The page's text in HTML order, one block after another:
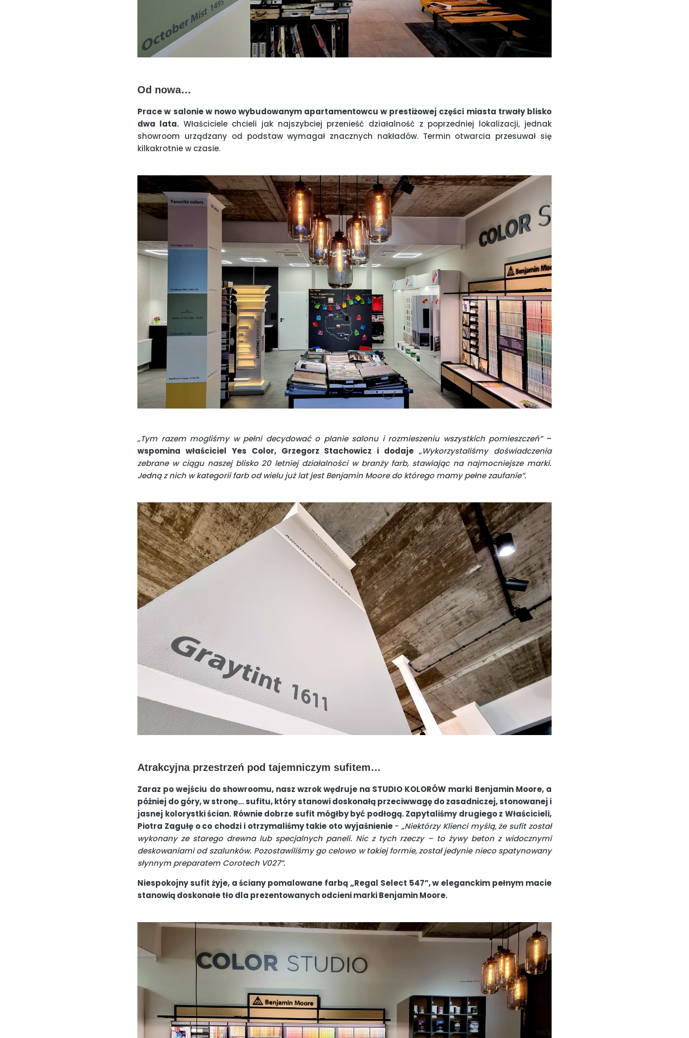
Od nowa…
Prace w salonie w nowo wybudowanym apartamentowcu w prestiżowej części miasta trwały blisko
dwa lata.Właściciele chcieli jak najszybciej przenieść działalność z poprzedniej lokalizacji, jednak
showroom urządzany od podstaw wymagał znacznych nakładów. Termin otwarcia przesuwał się
kilkakrotnie w czasie.
„Tym razem mogliśmy w pełni decydować o planie salonu i rozmieszeniu wszystkich pomieszczeń”–
wspomina właściciel Yes Color, Grzegorz Stachowicz i dodaje „Wykorzystaliśmy doświadczenia
zebrane w ciągu naszej blisko 20 letniej działalności w branży farb, stawiając na najmocniejsze marki.
Jedną z nich w kategorii farb od wielu już lat jest Benjamin Moore do którego mamy pełne zaufanie”.
Atrakcyjna przestrzeń pod tajemniczym sufitem…
Zaraz po wejściu do showroomu, nasz wzrok wędruje na STUDIO KOLORÓW marki Benjamin Moore, a
później do góry, w stronę… sufitu, który stanowi doskonałą przeciwwagę do zasadniczej, stonowanej i
jasnej kolorystki ścian. Równie dobrze sufit mógłby być podłogą. Zapytaliśmy drugiego z Właścicieli,
Piotra Zagułę o co chodzi i otrzymaliśmy takie oto wyjaśnienie-„Niektórzy Klienci myślą, że sufit został
wykonany ze starego drewna lub specjalnych paneli. Nic z tych rzeczy – to żywy beton z widocznymi
deskowaniami od szalunków. Pozostawiliśmy go celowo w takiej formie, został jedynie nieco spatynowany
słynnym preparatem Corotech V027”.
Niespokojny sufit żyje, a ściany pomalowane farbą „Regal Select 547”, w eleganckim pełnym macie
stanowią doskonałe tło dla prezentowanych odcieni marki Benjamin Moore.